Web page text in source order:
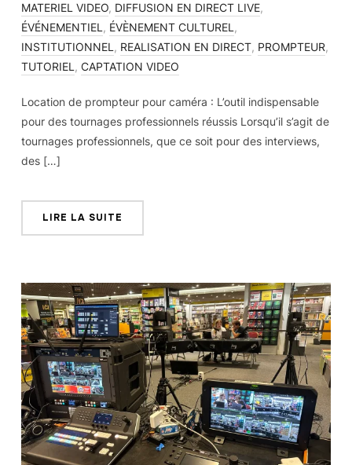
MATERIEL VIDEO, DIFFUSION EN DIRECT LIVE,
ÉVÉNEMENTIEL , ÉVÈNEMENT CULTUREL ,
INSTITUTIONNEL , REALISATION EN DIRECT, PROMPTEUR,
TUTORIEL , CAPTATION VIDEO
Location de prompteur pour caméra : L’outil indispensable
pour des tournages professionnels réussis Lorsqu’il s’agit de
tournages professionnels, que ce soit pour des interviews,
des […]
LIRE LA SUITE